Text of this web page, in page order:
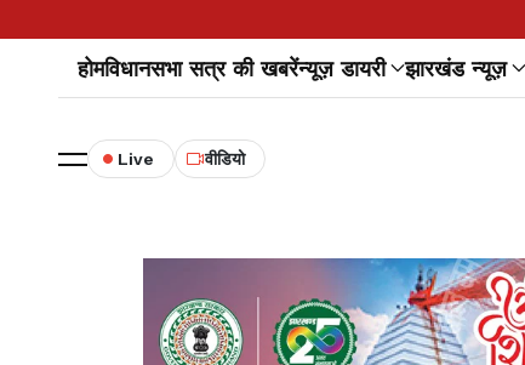
होमविधानसभा सत्र की खबरेंन्यूज़ डायरी झारखंड न्यूज़
Live वीडियो